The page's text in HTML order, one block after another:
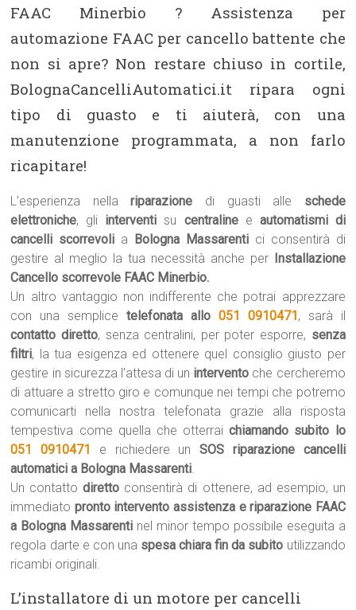
FAAC Minerbio ? Assistenza per
automazione FAAC per cancello battente che
non si apre? Non restare chiuso in cortile,
BolognaCancelliAutomatici.it ripara ogni
tipo di guasto e ti aiuterà, con una
manutenzione programmata, a non farlo
ricapitare!
L’esperienza nellariparazione di guasti alle schede
elettroniche, gli interventi su centralinee automatismi di
cancelli scorrevoli a Bologna Massarenti ci consentirà di
gestire al meglio la tua necessità anche per Installazione
Cancello scorrevole FAAC Minerbio.
Un altro vantaggio non indifferente che potrai apprezzare
con una semplicetelefonata allo 051 0910471, sarà il
contatto diretto, senza centralini, per poter esporre, senza
filtri, la tua esigenza ed ottenere quel consiglio giusto per
gestire in sicurezza l’attesa di un intervento che cercheremo
di attuare a stretto giro e comunque nei tempi che potremo
comunicarti nella nostra telefonata grazie alla risposta
tempestiva come quella che otterraichiamando subito lo
051 0910471
e richiedere unSOS riparazione cancelli
automatici a Bologna Massarenti.
Un contattodiretto consentirà di ottenere, ad esempio, un
immediato pronto intervento assistenza e riparazione FAAC
a Bologna Massarenti nel minor tempo possibile eseguita a
regola darte e con una spesa chiara fin da subito utilizzando
ricambi originali.
L’installatore di un motore per cancelli